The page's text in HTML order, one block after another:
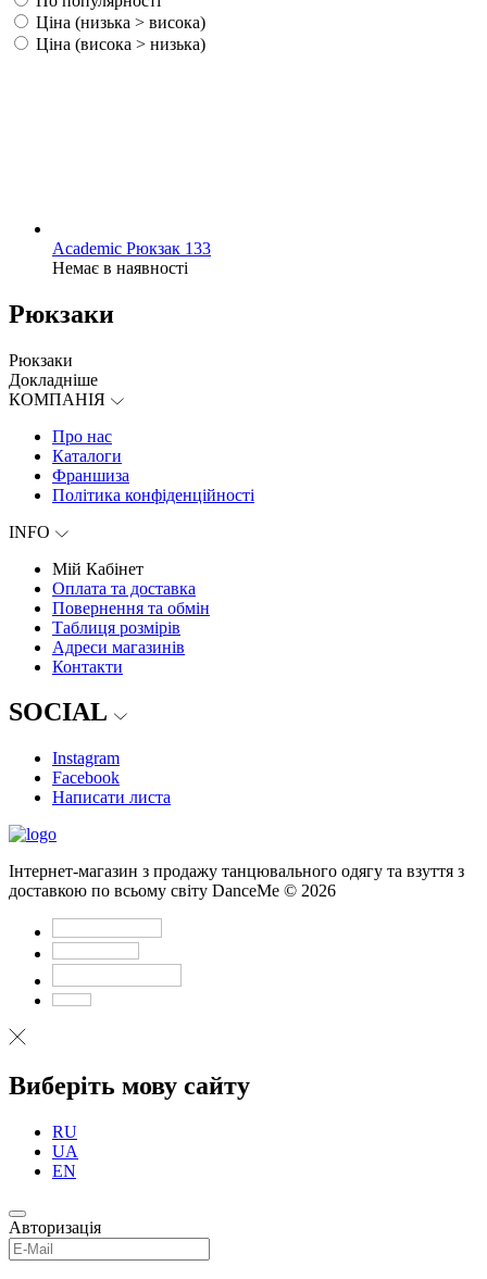
Ціна (низька > висока)
Ціна (висока > низька)
Academic Рюкзак 133
Немає в наявності
Рюкзаки
Рюкзаки
Докладніше
КОМПАНІЯ
Про нас
Каталоги
Франшиза
Політика конфіденційності
INFO
Мій Кабінет
Оплата та доставка
Повернення та обмін
Таблиця розмірів
Адреси магазинів
Контакти
SOCIAL
Instagram
Facebook
Написати листа
Інтернет-магазин з продажу танцювального одягу та взуття з
доставкою по всьому світу DanceMe © 2026
Виберіть мову сайту
RU
UA
EN
Авторизація